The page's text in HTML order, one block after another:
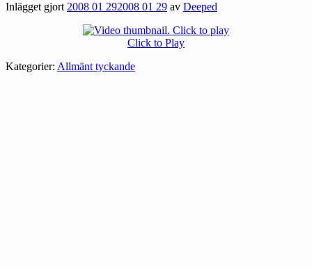
Inlägget gjort2008 01 292008 01 29 av Deeped
Click to Play
Kategorier: Allmänt tyckande